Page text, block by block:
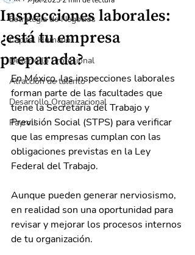
Estrategia de Negocios
Capital Humano
Desarrollo Profesional
Atracción de talento
Desarrollo Organizacional
Payroll
Inspecciones laborales:
¿está tu empresa
preparada?
En México, las inspecciones laborales
forman parte de las facultades que
tiene la Secretaría del Trabajo y
Previsión Social (STPS) para verificar
que las empresas cumplan con las
obligaciones previstas en la Ley
Federal del Trabajo.
Aunque pueden generar nerviosismo,
en realidad son una oportunidad para
revisar y mejorar los procesos internos
de tu organización.